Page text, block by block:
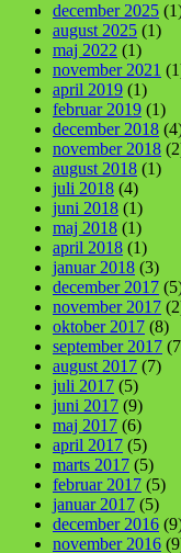
december 2025
august 2025 (1)
maj 2022 (1)
november 2021
april 2019 (1)
februar 2019 (1)
december 2018
november 2018
august 2018 (1)
juli 2018 (4)
juni 2018 (1)
maj 2018 (1)
april 2018 (1)
januar 2018 (3)
december 2017
november 2017
oktober 2017 (8)
september 2017
august 2017 (7)
juli 2017 (5)
juni 2017 (9)
maj 2017 (6)
april 2017 (5)
marts 2017 (5)
februar 2017 (5)
januar 2017 (5)
december 2016
november 2016